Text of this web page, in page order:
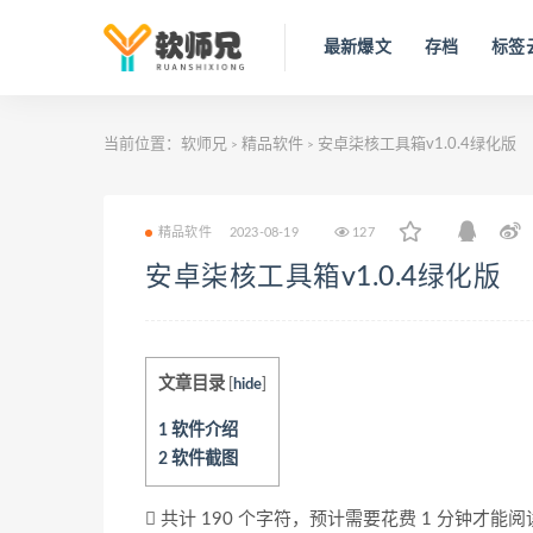
最新爆文 存档 标签
当前位置： 软师兄 > 精品软件 > 安卓柒核工具箱v1.0.4绿化版
精品软件 2023-08-19 127
安卓柒核工具箱v1.0.4绿化版
文章目录 hide
1 软件介绍
2 软件截图
共计 190 个字符，预计需要花费 1 分钟才能阅